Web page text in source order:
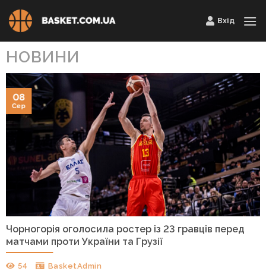
Skip
to
Вхід
НОВИНИ
Чорногорія оголосила ростер із 23 гравців перед
матчами проти України та Грузії
54 BasketAdmin
08
Сер